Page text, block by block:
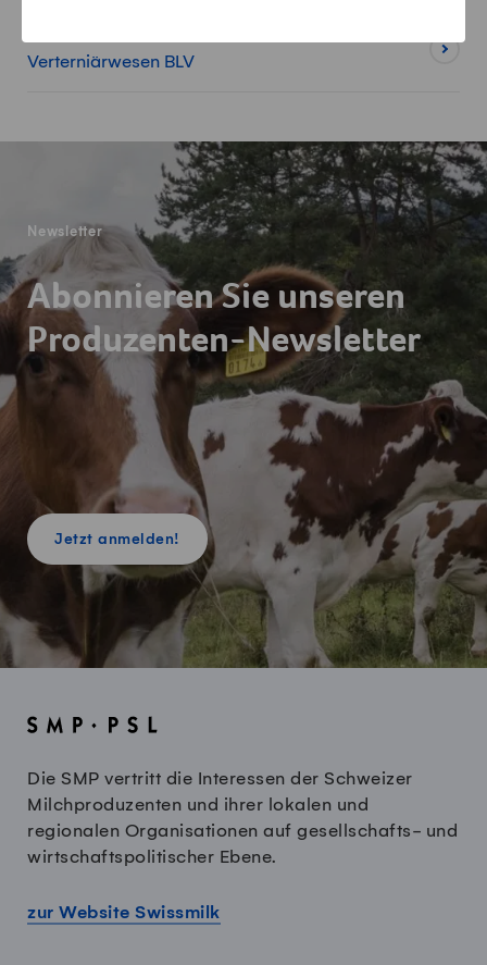
Verterniärwesen BLV
Newsletter
Abonnieren Sie unseren
Produzenten-Newsletter
Jetzt anmelden!
Die SMP vertritt die Interessen der Schweizer
Milchproduzenten und ihrer lokalen und
regionalen Organisationen auf gesellschafts- und
wirtschaftspolitischer Ebene.
zur Website Swissmilk